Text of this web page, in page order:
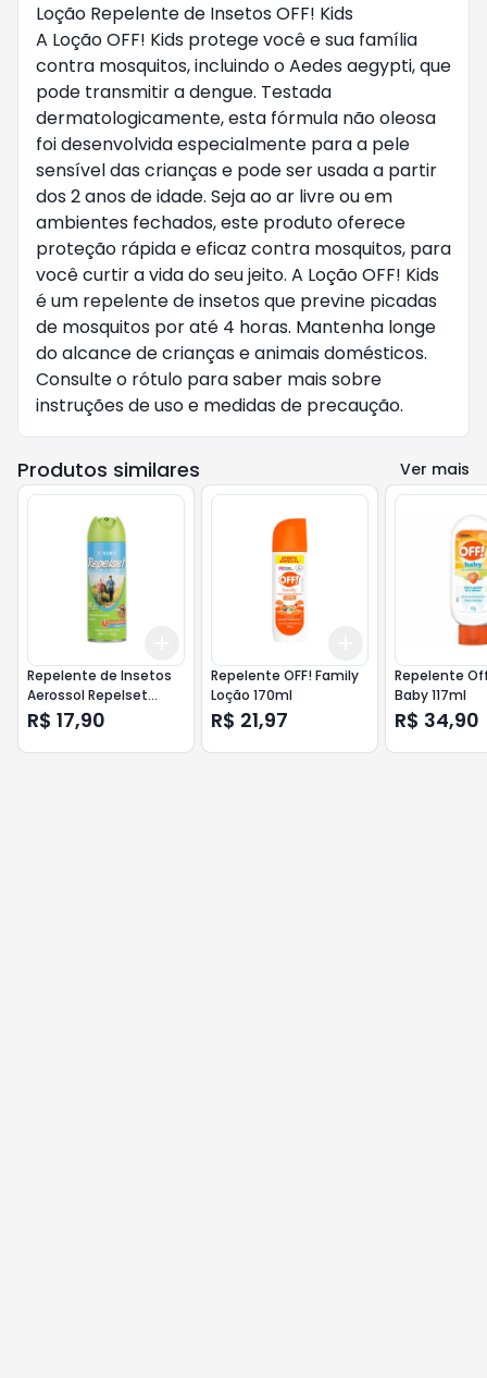
Loção Repelente de Insetos OFF! Kids
A Loção OFF! Kids protege você e sua família
contra mosquitos, incluindo o Aedes aegypti, que
pode transmitir a dengue. Testada
dermatologicamente, esta fórmula não oleosa
foi desenvolvida especialmente para a pele
sensível das crianças e pode ser usada a partir
dos 2 anos de idade. Seja ao ar livre ou em
ambientes fechados, este produto oferece
proteção rápida e eficaz contra mosquitos, para
você curtir a vida do seu jeito. A Loção OFF! Kids
é um repelente de insetos que previne picadas
de mosquitos por até 4 horas. Mantenha longe
do alcance de crianças e animais domésticos.
Consulte o rótulo para saber mais sobre
instruções de uso e medidas de precaução.
Produtos similares Ver mais
Repelente de Insetos
Aerossol Repelset
200ml - Vini Lady
R$ 17,90
Repelente OFF! Family
Loção 170ml
R$ 21,97
Repelente
Baby 117ml
R$ 34,90